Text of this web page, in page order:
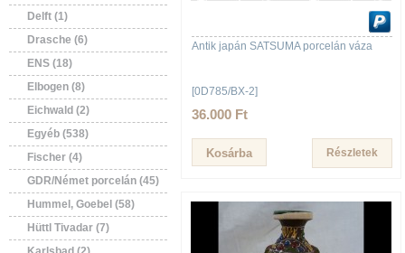
Delft (1)
Drasche (6)
ENS (18)
Elbogen (8)
Eichwald (2)
Egyéb (538)
Fischer (4)
GDR/Német porcelán (45)
Hummel, Goebel (58)
Hüttl Tivadar (7)
Antik japán SATSUMA porcelán váza
[0D785/BX-2]
36.000 Ft
Részletek